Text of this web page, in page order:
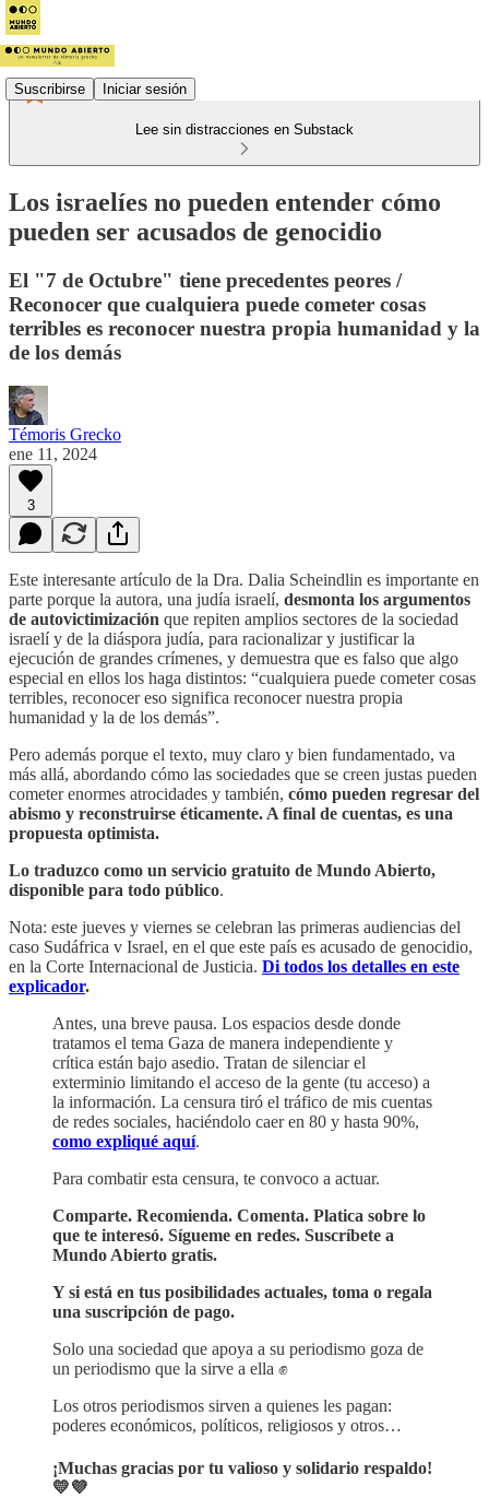
Suscribirse Iniciar sesión
Lee sin distracciones en Substack
Los israelíes no pueden entender cómo
pueden ser acusados de genocidio
El "7 de Octubre" tiene precedentes peores /
Reconocer que cualquiera puede cometer cosas
terribles es reconocer nuestra propia humanidad y la
de los demás
Témoris Grecko
ene 11, 2024
3
Este interesante artículo de la Dra. Dalia Scheindlin es importante en
parte porque la autora, una judía israelí, desmonta los argumentos
de autovictimización que repiten amplios sectores de la sociedad
israelí y de la diáspora judía, para racionalizar y justificar la
ejecución de grandes crímenes, y demuestra que es falso que algo
especial en ellos los haga distintos: “cualquiera puede cometer cosas
terribles, reconocer eso significa reconocer nuestra propia
humanidad y la de los demás”.
Pero además porque el texto, muy claro y bien fundamentado, va
más allá, abordando cómo las sociedades que se creen justas pueden
cometer enormes atrocidades y también, cómo pueden regresar del
abismo y reconstruirse éticamente. A final de cuentas, es una
propuesta optimista.
Lo traduzco como un servicio gratuito de Mundo Abierto,
disponible para todo público.
Nota: este jueves y viernes se celebran las primeras audiencias del
caso Sudáfrica v Israel, en el que este país es acusado de genocidio,
en la Corte Internacional de Justicia. Di todos los detalles en este
explicador.
Antes, una breve pausa. Los espacios desde donde
tratamos el tema Gaza de manera independiente y
crítica están bajo asedio. Tratan de silenciar el
exterminio limitando el acceso de la gente (tu acceso) a
la información. La censura tiró el tráfico de mis cuentas
de redes sociales, haciéndolo caer en 80 y hasta 90%,
como expliqué aquí.
Para combatir esta censura, te convoco a actuar.
Comparte. Recomienda. Comenta. Platica sobre lo
que te interesó. Sígueme en redes. Suscríbete a
Mundo Abierto gratis.
Y si está en tus posibilidades actuales, toma o regala
una suscripción de pago.
Solo una sociedad que apoya a su periodismo goza de
un periodismo que la sirve a ella ✊
Los otros periodismos sirven a quienes les pagan:
poderes económicos, políticos, religiosos y otros…
¡Muchas gracias por tu valioso y solidario respaldo!
💛💜